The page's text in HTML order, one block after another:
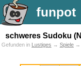
funpot
schweres Sudoku
Gefunden in Lustiges → Spiele →